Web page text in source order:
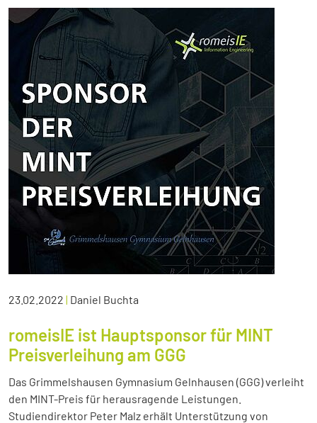
23.02.2022 | Daniel Buchta
romeisIE ist Hauptsponsor für MINT
Preisverleihung am GGG
Das Grimmelshausen Gymnasium Gelnhausen (GGG) verleiht
den MINT-Preis für herausragende Leistungen.
Studiendirektor Peter Malz erhält Unterstützung von